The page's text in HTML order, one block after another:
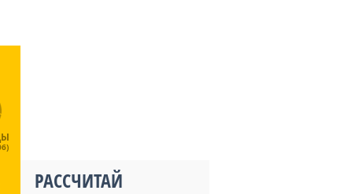
РАССЧИТАЙ